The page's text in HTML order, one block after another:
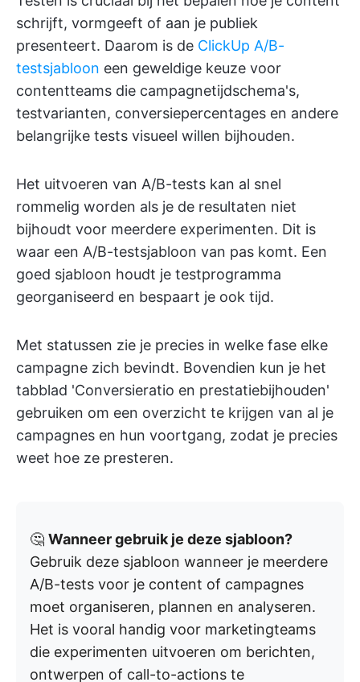
schrijft, vormgeeft of aan je publiek
presenteert. Daarom is de ClickUp A/B-
testsjabloon een geweldige keuze voor
contentteams die campagnetijdschema's,
testvarianten, conversiepercentages en andere
belangrijke tests visueel willen bijhouden.
Het uitvoeren van A/B-tests kan al snel
rommelig worden als je de resultaten niet
bijhoudt voor meerdere experimenten. Dit is
waar een A/B-testsjabloon van pas komt. Een
goed sjabloon houdt je testprogramma
georganiseerd en bespaart je ook tijd.
Met statussen zie je precies in welke fase elke
campagne zich bevindt. Bovendien kun je het
tabblad 'Conversieratio en prestatiebijhouden'
gebruiken om een overzicht te krijgen van al je
campagnes en hun voortgang, zodat je precies
weet hoe ze presteren.
🤔 Wanneer gebruik je deze sjabloon?
Gebruik deze sjabloon wanneer je meerdere
A/B-tests voor je content of campagnes
moet organiseren, plannen en analyseren.
Het is vooral handig voor marketingteams
die experimenten uitvoeren om berichten,
ontwerpen of call-to-actions te